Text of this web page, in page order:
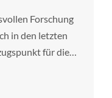
Forschung
in den letzten
für die…